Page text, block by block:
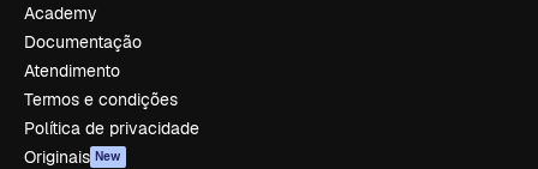
Academy
Documentação
Atendimento
Termos e condições
Política de privacidade
Originais New